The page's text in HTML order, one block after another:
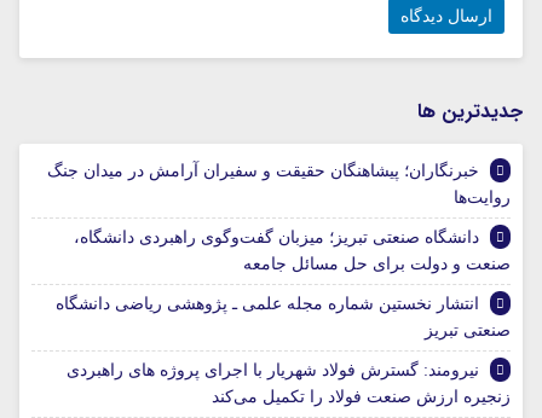
جديدترين ها
خبرنگاران؛ پیشاهنگان حقیقت و سفیران آرامش در میدان جنگ
روایت‌ها
دانشگاه صنعتی تبریز؛ میزبان گفت‌وگوی راهبردی دانشگاه،
صنعت و دولت برای حل مسائل جامعه
انتشار نخستین شماره مجله علمی ـ پژوهشی ریاضی دانشگاه
صنعتی تبریز
نیرومند: گسترش فولاد شهریار با اجرای پروژه های راهبردی
زنجیره ارزش صنعت فولاد را تکمیل می‌کند